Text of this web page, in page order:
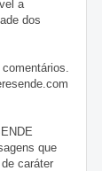
a
dos
que
caráter